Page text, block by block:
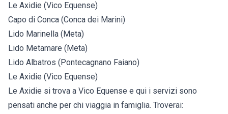
Le Axidie (Vico Equense)
Capo di Conca (Conca dei Marini)
Lido Marinella (Meta)
Lido Metamare (Meta)
Lido Albatros (Pontecagnano Faiano)
Le Axidie (Vico Equense)
Le Axidie si trova a Vico Equense e qui i servizi sono
pensati anche per chi viaggia in famiglia. Troverai: